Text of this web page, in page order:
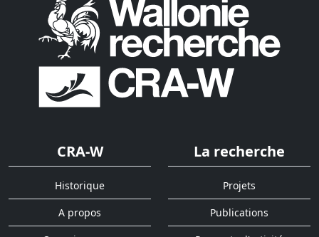
CRA-W
Historique
A propos
La recherche
Projets
Publications